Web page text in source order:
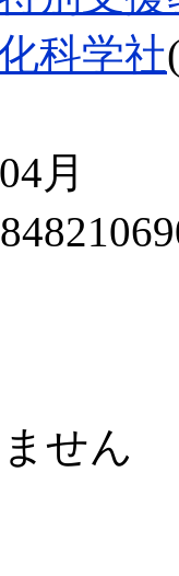
科学社
月
せん